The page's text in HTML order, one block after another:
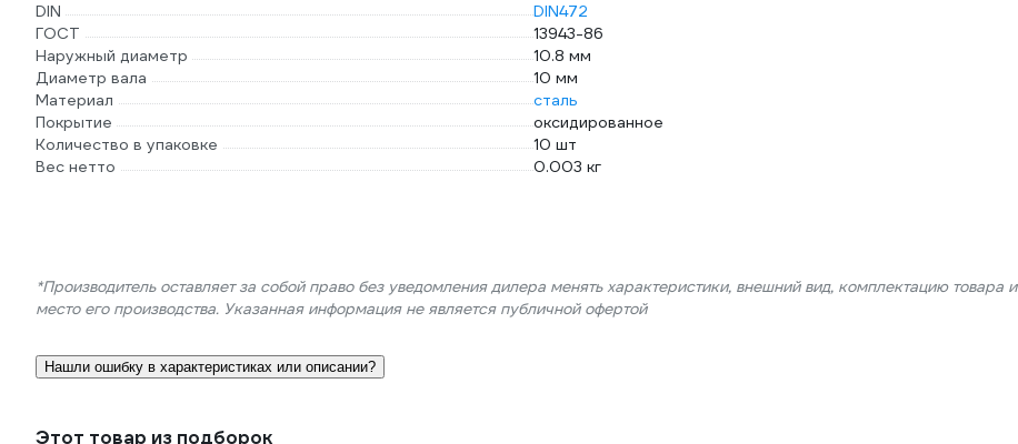
DIN
DIN472
ГОСТ
13943-86
Наружный диаметр
10.8 мм
Диаметр вала
10 мм
Материал
сталь
Покрытие
оксидированное
Количество в упаковке
10 шт
Вес нетто
0.003 кг
*Производитель оставляет за собой право без уведомления дилера менять характеристики, внешний вид, комплектацию товара и
место его производства. Указанная информация не является публичной офертой
Нашли ошибку в характеристиках или описании?
Этот товар из подборок